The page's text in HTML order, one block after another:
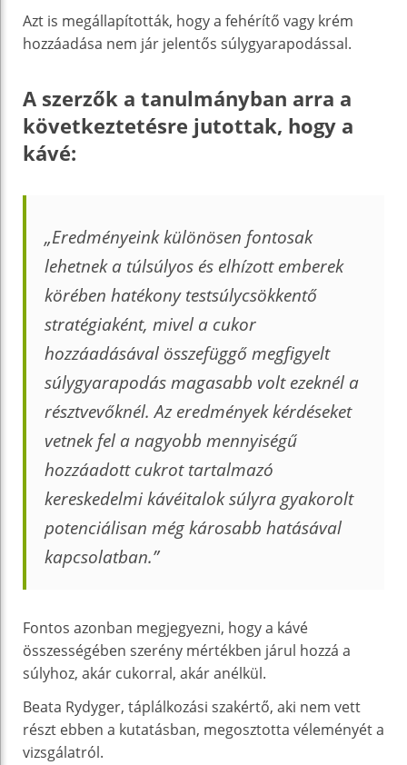
Azt is megállapították, hogy a fehérítő vagy krém
hozzáadása nem jár jelentős súlygyarapodással.
A szerzők a tanulmányban arra a
következtetésre jutottak, hogy a
kávé:
„Eredményeink különösen fontosak
lehetnek a túlsúlyos és elhízott emberek
körében hatékony testsúlycsökkentő
stratégiaként, mivel a cukor
hozzáadásával összefüggő megfigyelt
súlygyarapodás magasabb volt ezeknél a
résztvevőknél. Az eredmények kérdéseket
vetnek fel a nagyobb mennyiségű
hozzáadott cukrot tartalmazó
kereskedelmi kávéitalok súlyra gyakorolt
potenciálisan még károsabb hatásával
kapcsolatban.”
Fontos azonban megjegyezni, hogy a kávé
összességében szerény mértékben járul hozzá a
súlyhoz, akár cukorral, akár anélkül.
Beata Rydyger, táplálkozási szakértő, aki nem vett
részt ebben a kutatásban, megosztotta véleményét a
vizsgálatról.